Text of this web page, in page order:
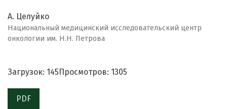
А. Целуйко
Национальный медицинский исследовательский центр
онкологии им. Н.Н. Петрова
Загрузок: 145 Просмотров: 1305
PDF